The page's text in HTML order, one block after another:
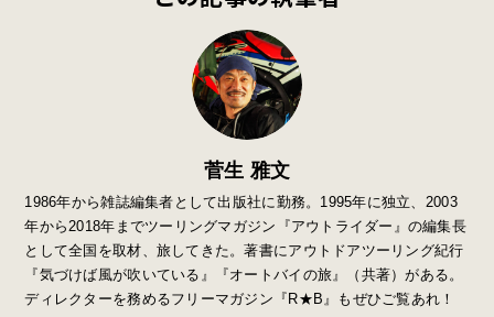
菅生 雅文
1986年から雑誌編集者として出版社に勤務。1995年に独立、2003
年から2018年までツーリングマガジン『アウトライダー』の編集長
として全国を取材、旅してきた。著書にアウトドアツーリング紀行
『気づけば風が吹いている』『オートバイの旅』（共著）がある。
ディレクターを務めるフリーマガジン『R★B』もぜひご覧あれ！